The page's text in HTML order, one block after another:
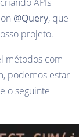
@Query, que
projeto.
métodos com
podemos estar
o seguinte